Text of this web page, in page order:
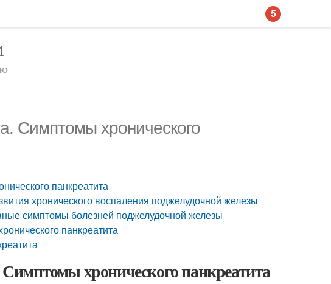
Симптомы хронического
панкреатита
хронического воспаления поджелудочной железы
симптомы болезней поджелудочной железы
панкреатита
хронического панкреатита
5